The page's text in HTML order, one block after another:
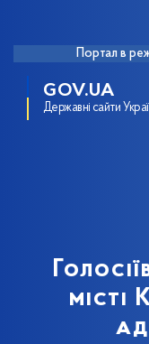
Портал в
GOV.UA
Державні сайти
місті